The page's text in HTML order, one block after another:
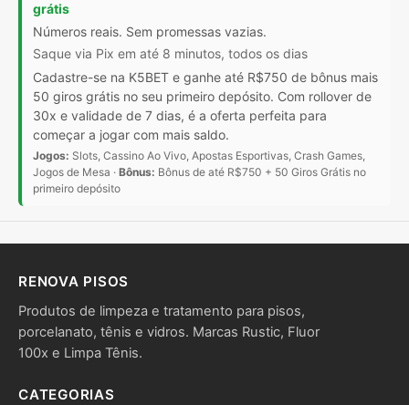
grátis
Números reais. Sem promessas vazias.
Saque via Pix em até 8 minutos, todos os dias
Cadastre-se na K5BET e ganhe até R$750 de bônus mais
50 giros grátis no seu primeiro depósito. Com rollover de
30x e validade de 7 dias, é a oferta perfeita para
começar a jogar com mais saldo.
Jogos: Slots, Cassino Ao Vivo, Apostas Esportivas, Crash Games,
Jogos de Mesa · Bônus: Bônus de até R$750 + 50 Giros Grátis no
primeiro depósito
RENOVA PISOS
Produtos de limpeza e tratamento para pisos,
porcelanato, tênis e vidros. Marcas Rustic, Fluor
100x e Limpa Tênis.
CATEGORIAS